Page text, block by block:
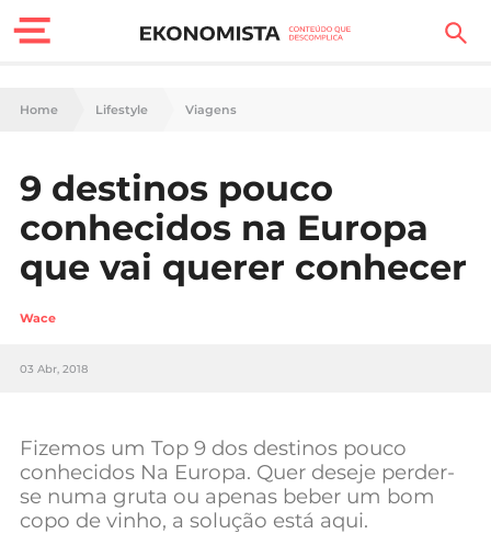
Finanças Pessoais
Carreira
Casa
Lifestyle
Sociedade
Negócios
Mundial 2026
Home Lifestyle Viagens
9 destinos pouco
conhecidos na Europa
que vai querer conhecer
Wace
03 Abr, 2018
Fizemos um Top 9 dos destinos pouco
conhecidos Na Europa. Quer deseje perder-
se numa gruta ou apenas beber um bom
copo de vinho, a solução está aqui.